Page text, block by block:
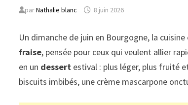
parNathalie blanc 8 juin 2026
Un dimanche de juin en Bourgogne, la
fraise, pensée pour ceux qui veulent allier
en un dessert estival : plus léger, plus fruité
biscuits imbibés, une crème mascarpone